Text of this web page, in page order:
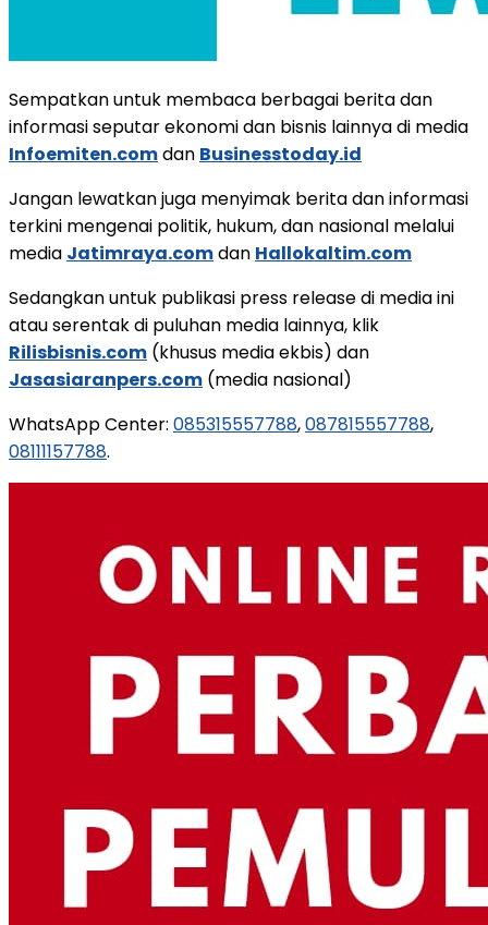
Sempatkan untuk membaca berbagai berita dan
informasi seputar ekonomi dan bisnis lainnya di media
Infoemiten.comdan Businesstoday.id
Jangan lewatkan juga menyimak berita dan informasi
terkini mengenai politik, hukum, dan nasional melalui
media Jatimraya.comdan Hallokaltim.com
Sedangkan untuk publikasi press release di media ini
atau serentak di puluhan media lainnya, klik
Rilisbisnis.com (khusus media ekbis) dan
Jasasiaranpers.com (media nasional)
WhatsApp Center: 085315557788,087815557788,
08111157788.